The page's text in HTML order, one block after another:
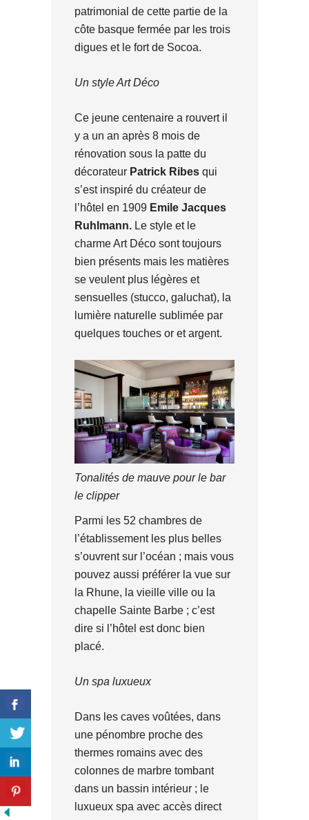
patrimonial de cette partie de la
côte basque fermée par les trois
digues et le fort de Socoa.
Un style Art Déco
Ce jeune centenaire a rouvert il
y a un an après 8 mois de
rénovation sous la patte du
décorateur Patrick Ribes qui
s’est inspiré du créateur de
l’hôtel en 1909 Emile Jacques
Ruhlmann. Le style et le
charme Art Déco sont toujours
bien présents mais les matières
se veulent plus légères et
sensuelles (stucco, galuchat), la
lumière naturelle sublimée par
quelques touches or et argent.
Tonalités de mauve pour le bar
le clipper
Parmi les 52 chambres de
l’établissement les plus belles
s’ouvrent sur l’océan ; mais vous
pouvez aussi préférer la vue sur
la Rhune, la vieille ville ou la
chapelle Sainte Barbe ; c’est
dire si l’hôtel est donc bien
placé.
Un spa luxueux
Dans les caves voûtées, dans
une pénombre proche des
thermes romains avec des
colonnes de marbre tombant
dans un bassin intérieur ; le
luxueux spa avec accès direct